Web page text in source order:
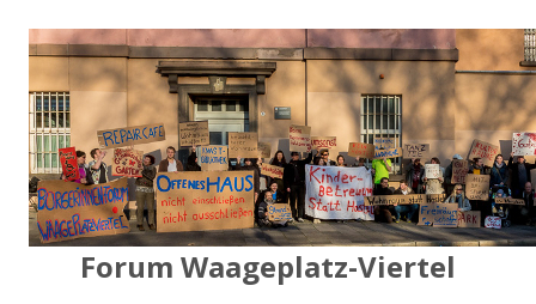
Forum Waageplatz-Viertel